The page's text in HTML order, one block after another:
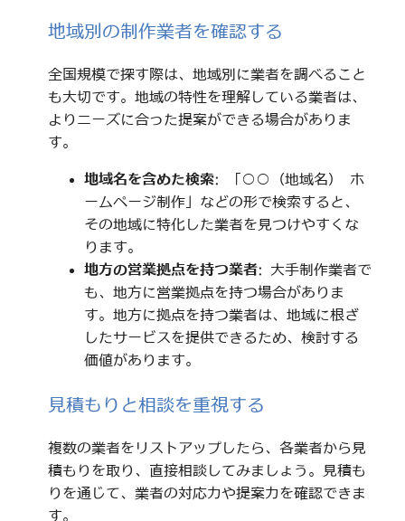
地域別の制作業者を確認する
全国規模で探す際は、地域別に業者を調べること
も大切です。地域の特性を理解している業者は、
よりニーズに合った提案ができる場合がありま
す。
地域名を含めた検索: 「○○（地域名） ホ
ームページ制作」などの形で検索すると、
その地域に特化した業者を見つけやすくな
ります。
地方の営業拠点を持つ業者: 大手制作業者で
も、地方に営業拠点を持つ場合がありま
す。地方に拠点を持つ業者は、地域に根ざ
したサービスを提供できるため、検討する
価値があります。
見積もりと相談を重視する
複数の業者をリストアップしたら、各業者から見
積もりを取り、直接相談してみましょう。見積も
りを通じて、業者の対応力や提案力を確認できま
す。